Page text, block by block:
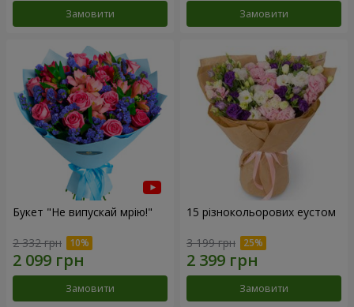
Замовити Замовити
Букет "Не випускай мрію!"
2 332 грн
Замовити
15 різнокольорових еустом
3 199 грн
Замовити